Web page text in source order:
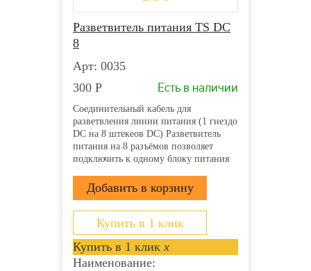
Разветвитель питания TS DC
8
Арт: 0035
300 Р Есть в наличии
Соединительный кабель для
разветвления линии питания (1 гнездо
DC на 8 штекеов DC) Разветвитель
питания на 8 разъёмов позволяет
подключить к одному блоку питания
Вход: Гнездо питания DC типа «мама»
(внутренний контакт 2.1 мм) Выход: 8
штекеров питания DC...
Купить в 1 клик
Купить в 1 клик x
Наименование: